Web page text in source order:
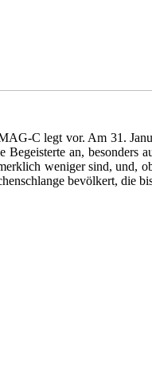
C legt vor. Am 31.
an, besonders
weniger sind, und,
bevölkert, die